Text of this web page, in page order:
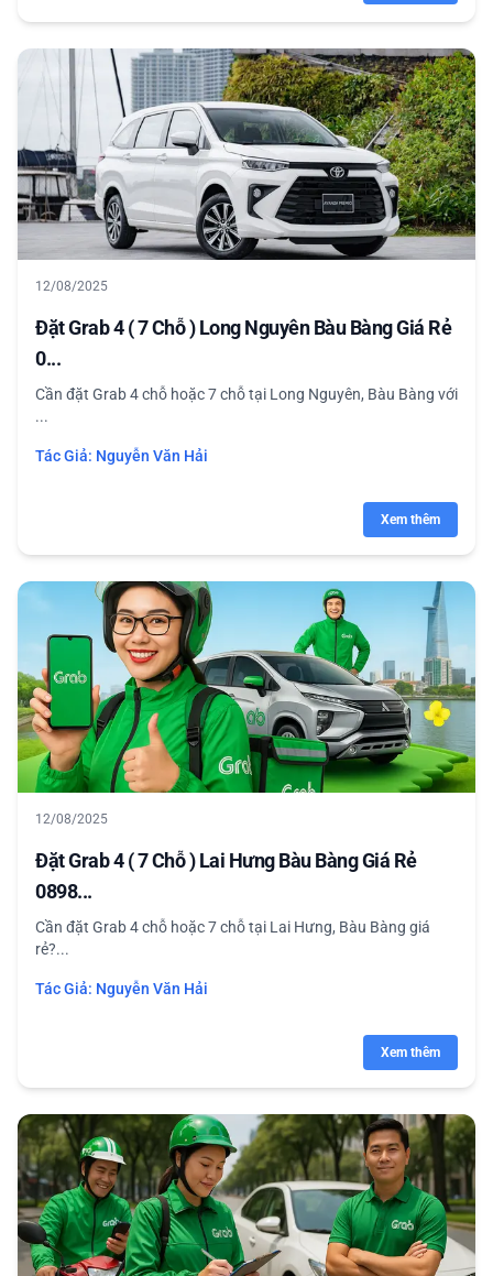
12/08/2025
Đặt Grab 4 ( 7 Chỗ ) Long Nguyên Bàu Bàng Giá Rẻ
0...
Cần đặt Grab 4 chỗ hoặc 7 chỗ tại Long Nguyên, Bàu Bàng với
...
Tác Giả: Nguyễn Văn Hải
Xem thêm
12/08/2025
Đặt Grab 4 ( 7 Chỗ ) Lai Hưng Bàu Bàng Giá Rẻ
0898...
Cần đặt Grab 4 chỗ hoặc 7 chỗ tại Lai Hưng, Bàu Bàng giá
rẻ?...
Tác Giả: Nguyễn Văn Hải
Xem thêm